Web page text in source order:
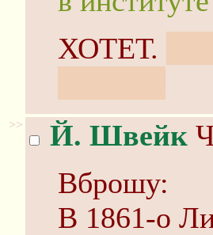
ХОТЕТ.
>> Й. Швейк
Вброшу:
В 1861-о